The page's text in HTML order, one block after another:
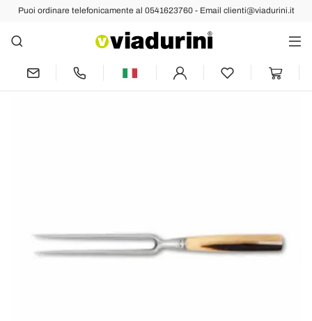
Puoi ordinare telefonicamente al 0541623760 - Email clienti@viadurini.it
Indietro Prec Succ
Forchettone da Arrosto in Acciaio Inox,
Berti Esclusiva per Viadurini - Gabo